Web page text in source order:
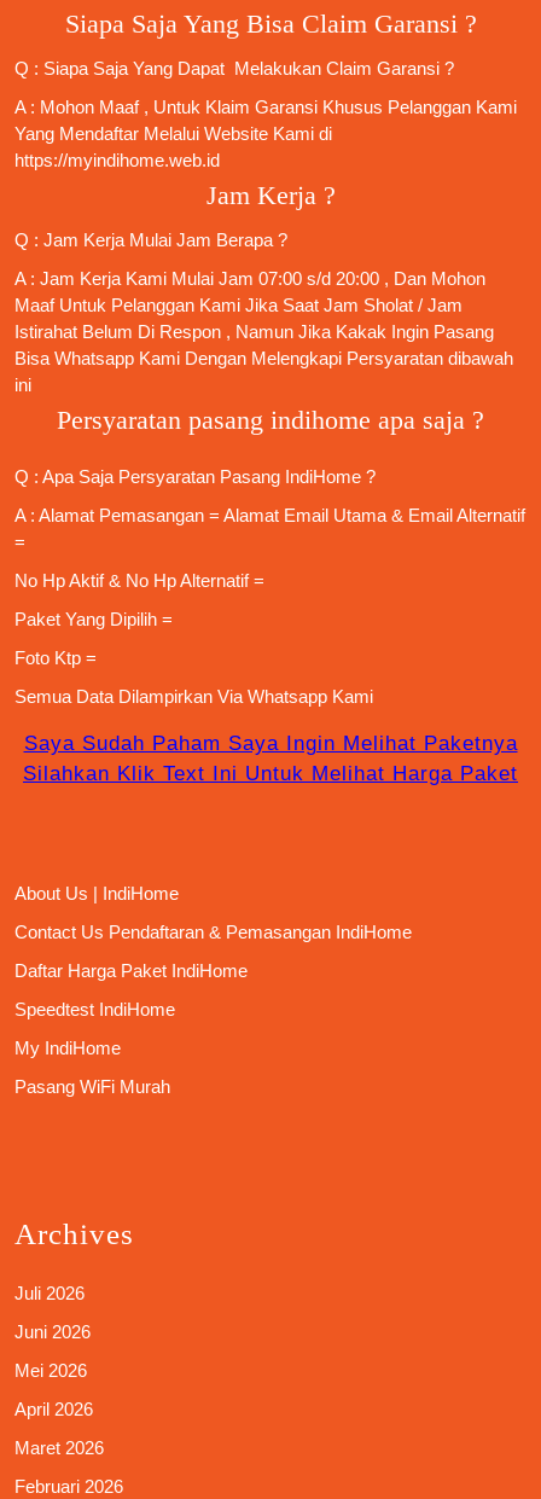
Siapa Saja Yang Bisa Claim Garansi ?
Q : Siapa Saja Yang Dapat Melakukan Claim Garansi ?
A : Mohon Maaf , Untuk Klaim Garansi Khusus Pelanggan Kami
Yang Mendaftar Melalui Website Kami di
https://myindihome.web.id
Jam Kerja ?
Q : Jam Kerja Mulai Jam Berapa ?
A : Jam Kerja Kami Mulai Jam 07:00 s/d 20:00 , Dan Mohon
Maaf Untuk Pelanggan Kami Jika Saat Jam Sholat / Jam
Istirahat Belum Di Respon , Namun Jika Kakak Ingin Pasang
Bisa Whatsapp Kami Dengan Melengkapi Persyaratan dibawah
ini
Persyaratan pasang indihome apa saja ?
Q : Apa Saja Persyaratan Pasang IndiHome ?
A : Alamat Pemasangan = Alamat Email Utama & Email Alternatif
=
No Hp Aktif & No Hp Alternatif =
Paket Yang Dipilih =
Foto Ktp =
Semua Data Dilampirkan Via Whatsapp Kami
Saya Sudah Paham Saya Ingin Melihat Paketnya
Silahkan Klik Text Ini Untuk Melihat Harga Paket
About Us | IndiHome
Contact Us Pendaftaran & Pemasangan IndiHome
Daftar Harga Paket IndiHome
Speedtest IndiHome
My IndiHome
Pasang WiFi Murah
Archives
Juli 2026
Juni 2026
Mei 2026
April 2026
Maret 2026
Februari 2026